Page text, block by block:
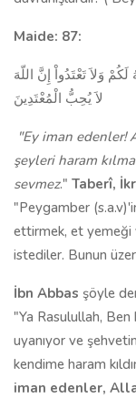
Maide: 87:
وَلاَ تَعْتَدُواْ إِنَّ اللّهَ
لاَ يُحِبُّ الْمُعْتَدِينَ
"Ey iman edenler!
şeyleri haram
sevmez." Taberî,
"Peygam­ber
ettirmek, et yeme­ği
istediler. Bunun
İbn Abbas şöyle
"Ya Rasulullah, Ben
uyanıyor ve
kendime haram
iman edenler,